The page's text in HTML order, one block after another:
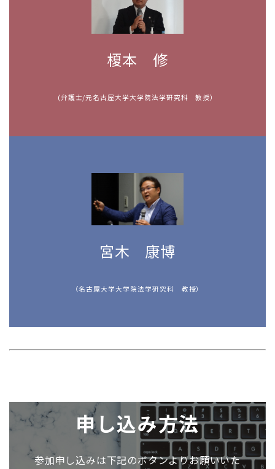
榎本 修
(弁護士/元名古屋大学大学院法学研究科 教授）
宮木 康博
（名古屋大学大学院法学研究科 教授）
申し込み方法
参加申し込みは下記のボタンよりお願いいた